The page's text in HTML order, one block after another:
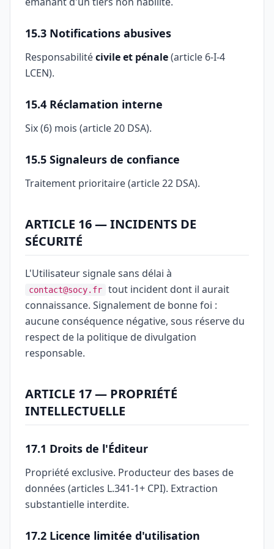
15.3 Notifications abusives
Responsabilitécivile et pénale(article 6-I-4
LCEN).
15.4 Réclamation interne
Six (6) mois (article 20 DSA).
15.5 Signaleurs de confiance
Traitement prioritaire (article 22 DSA).
ARTICLE 16 — INCIDENTS DE
SÉCURITÉ
L'Utilisateur signale sans délai à
contact@socy.fr
tout incident dont il aurait
connaissance. Signalement de bonne foi :
aucune conséquence négative, sous réserve du
respect de la politique de divulgation
responsable.
ARTICLE 17 — PROPRIÉTÉ
INTELLECTUELLE
17.1 Droits de l'Éditeur
Propriété exclusive. Producteur des bases de
données (articles L.341-1+ CPI). Extraction
substantielle interdite.
17.2 Licence limitée d'utilisation